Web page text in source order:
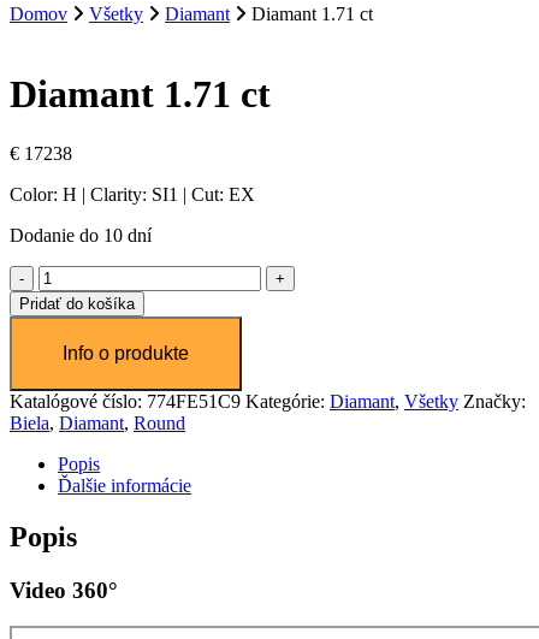
Domov
Všetky Diamant Diamant 1.71 ct
Diamant 1.71 ct
€ 17238
Color: H | Clarity: SI1 | Cut: EX
Dodanie do 10 dní
množstvo
Diamant
1.71
Pridať do košíka
Katalógové číslo: 774FE51C9 Kategórie: Diamant, Všetky Značky:
Biela, Diamant, Round
Popis
Ďalšie informácie
Popis
Video 360°